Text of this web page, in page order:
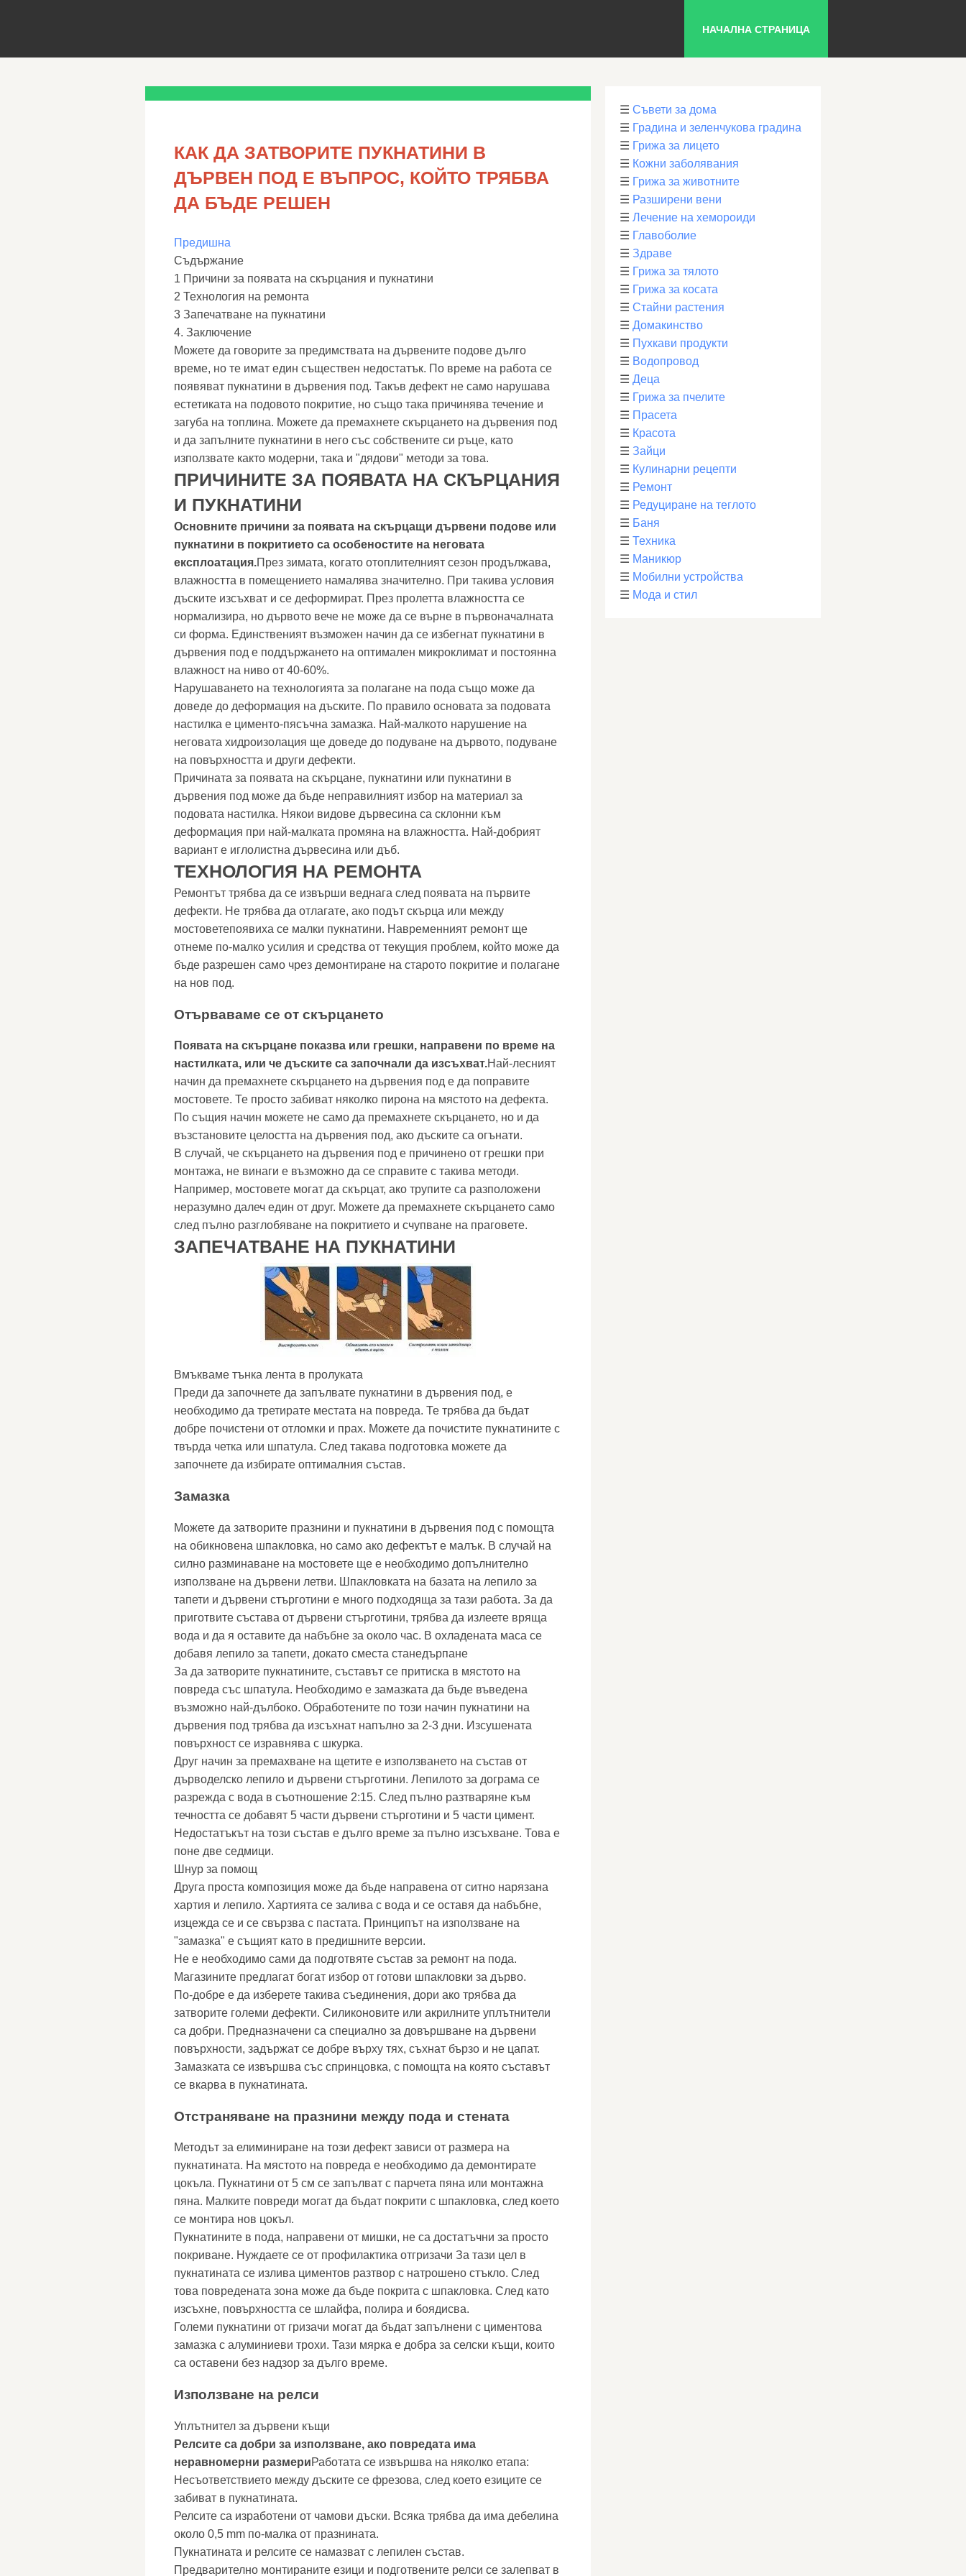
НАЧАЛНА СТРАНИЦА
КАК ДА ЗАТВОРИТЕ ПУКНАТИНИ В
ДЪРВЕН ПОД Е ВЪПРОС, КОЙТО ТРЯБВА
ДА БЪДЕ РЕШЕН
Предишна
Съдържание
1 Причини за появата на скърцания и пукнатини
2 Технология на ремонта
3 Запечатване на пукнатини
4. Заключение
Можете да говорите за предимствата на дървените подове дълго
време, но те имат един съществен недостатък. По време на работа се
появяват пукнатини в дървения под. Такъв дефект не само нарушава
естетиката на подовото покритие, но също така причинява течение и
загуба на топлина. Можете да премахнете скърцането на дървения под
и да запълните пукнатини в него със собствените си ръце, като
използвате както модерни, така и "дядови" методи за това.
ПРИЧИНИТЕ ЗА ПОЯВАТА НА СКЪРЦАНИЯ
И ПУКНАТИНИ
Основните причини за появата на скърцащи дървени подове или
пукнатини в покритието са особеностите на неговата
експлоатация.През зимата, когато отоплителният сезон продължава,
влажността в помещението намалява значително. При такива условия
дъските изсъхват и се деформират. През пролетта влажността се
нормализира, но дървото вече не може да се върне в първоначалната
си форма. Единственият възможен начин да се избегнат пукнатини в
дървения под е поддържането на оптимален микроклимат и постоянна
влажност на ниво от 40-60%.
Нарушаването на технологията за полагане на пода също може да
доведе до деформация на дъските. По правило основата за подовата
настилка е цименто-пясъчна замазка. Най-малкото нарушение на
неговата хидроизолация ще доведе до подуване на дървото, подуване
на повърхността и други дефекти.
Причината за появата на скърцане, пукнатини или пукнатини в
дървения под може да бъде неправилният избор на материал за
подовата настилка. Някои видове дървесина са склонни към
деформация при най-малката промяна на влажността. Най-добрият
вариант е иглолистна дървесина или дъб.
ТЕХНОЛОГИЯ НА РЕМОНТА
Ремонтът трябва да се извърши веднага след появата на първите
дефекти. Не трябва да отлагате, ако подът скърца или между
мостоветепоявиха се малки пукнатини. Навременният ремонт ще
отнеме по-малко усилия и средства от текущия проблем, който може да
бъде разрешен само чрез демонтиране на старото покритие и полагане
на нов под.
Отърваваме се от скърцането
Появата на скърцане показва или грешки, направени по време на
настилката, или че дъските са започнали да изсъхват.Най-лесният
начин да премахнете скърцането на дървения под е да поправите
мостовете. Те просто забиват няколко пирона на мястото на дефекта.
По същия начин можете не само да премахнете скърцането, но и да
възстановите целостта на дървения под, ако дъските са огънати.
В случай, че скърцането на дървения под е причинено от грешки при
монтажа, не винаги е възможно да се справите с такива методи.
Например, мостовете могат да скърцат, ако трупите са разположени
неразумно далеч един от друг. Можете да премахнете скърцането само
след пълно разглобяване на покритието и счупване на праговете.
ЗАПЕЧАТВАНЕ НА ПУКНАТИНИ
Вмъкваме тънка лента в пролуката
Преди да започнете да запълвате пукнатини в дървения под, е
необходимо да третирате местата на повреда. Те трябва да бъдат
добре почистени от отломки и прах. Можете да почистите пукнатините с
твърда четка или шпатула. След такава подготовка можете да
започнете да избирате оптималния състав.
Замазка
Можете да затворите празнини и пукнатини в дървения под с помощта
на обикновена шпакловка, но само ако дефектът е малък. В случай на
силно разминаване на мостовете ще е необходимо допълнително
използване на дървени летви. Шпакловката на базата на лепило за
тапети и дървени стърготини е много подходяща за тази работа. За да
приготвите състава от дървени стърготини, трябва да излеете вряща
вода и да я оставите да набъбне за около час. В охладената маса се
добавя лепило за тапети, докато сместа станедърпане
За да затворите пукнатините, съставът се притиска в мястото на
повреда със шпатула. Необходимо е замазката да бъде въведена
възможно най-дълбоко. Обработените по този начин пукнатини на
дървения под трябва да изсъхнат напълно за 2-3 дни. Изсушената
повърхност се изравнява с шкурка.
Друг начин за премахване на щетите е използването на състав от
дърводелско лепило и дървени стърготини. Лепилото за дограма се
разрежда с вода в съотношение 2:15. След пълно разтваряне към
течността се добавят 5 части дървени стърготини и 5 части цимент.
Недостатъкът на този състав е дълго време за пълно изсъхване. Това е
поне две седмици.
Шнур за помощ
Друга проста композиция може да бъде направена от ситно нарязана
хартия и лепило. Хартията се залива с вода и се оставя да набъбне,
изцежда се и се свързва с пастата. Принципът на използване на
"замазка" е същият като в предишните версии.
Не е необходимо сами да подготвяте състав за ремонт на пода.
Магазините предлагат богат избор от готови шпакловки за дърво.
По-добре е да изберете такива съединения, дори ако трябва да
затворите големи дефекти. Силиконовите или акрилните уплътнители
са добри. Предназначени са специално за довършване на дървени
повърхности, задържат се добре върху тях, съхнат бързо и не цапат.
Замазката се извършва със спринцовка, с помощта на която съставът
се вкарва в пукнатината.
Отстраняване на празнини между пода и стената
Методът за елиминиране на този дефект зависи от размера на
пукнатината. На мястото на повреда е необходимо да демонтирате
цокъла. Пукнатини от 5 см се запълват с парчета пяна или монтажна
пяна. Малките повреди могат да бъдат покрити с шпакловка, след което
се монтира нов цокъл.
Пукнатините в пода, направени от мишки, не са достатъчни за просто
покриване. Нуждаете се от профилактика отгризачи За тази цел в
пукнатината се излива циментов разтвор с натрошено стъкло. След
това повредената зона може да бъде покрита с шпакловка. След като
изсъхне, повърхността се шлайфа, полира и боядисва.
Големи пукнатини от гризачи могат да бъдат запълнени с циментова
замазка с алуминиеви трохи. Тази мярка е добра за селски къщи, които
са оставени без надзор за дълго време.
Използване на релси
Уплътнител за дървени къщи
Релсите са добри за използване, ако повредата има
неравномерни размериРаботата се извършва на няколко етапа:
Несъответствието между дъските се фрезова, след което езиците се
забиват в пукнатината.
Релсите са изработени от чамови дъски. Всяка трябва да има дебелина
около 0,5 mm по-малка от празнината.
Пукнатината и релсите се намазват с лепилен състав.
Предварително монтираните езици и подготвените релси се залепват в
☰ Съвети за дома
☰ Градина и зеленчукова градина
☰ Грижа за лицето
☰ Кожни заболявания
☰ Грижа за животните
☰ Разширени вени
☰ Лечение на хемороиди
☰ Главоболие
☰ Здраве
☰ Грижа за тялото
☰ Грижа за косата
☰ Стайни растения
☰ Домакинство
☰ Пухкави продукти
☰ Водопровод
☰ Деца
☰ Грижа за пчелите
☰ Прасета
☰ Красота
☰ Зайци
☰ Кулинарни рецепти
☰ Ремонт
☰ Редуциране на теглото
☰ Баня
☰ Техника
☰ Маникюр
☰ Мобилни устройства
☰ Мода и стил